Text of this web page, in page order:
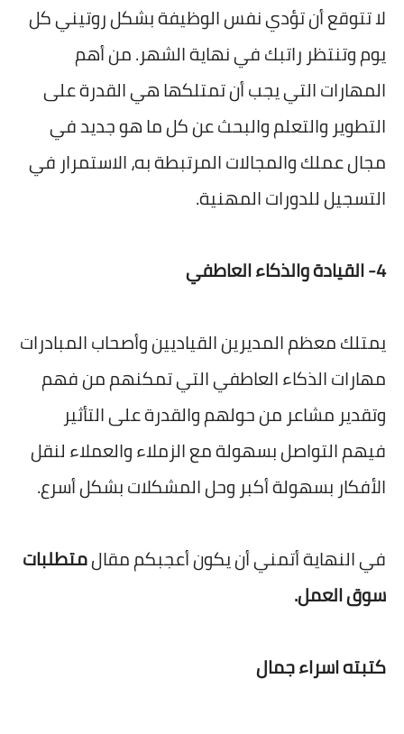
لا تتوقع أن تؤدي نفس الوظيفة بشكل روتيني كل
يوم وتنتظر راتبك في نهاية الشهر. من أهم
المهارات التي يجب أن تمتلكها هي القدرة على
التطوير والتعلم والبحث عن كل ما هو جديد في
مجال عملك والمجالات المرتبطة به، الاستمرار في
التسجيل للدورات المهنية.
4- القيادة والذكاء العاطفي
يمتلك معظم المديرين القياديين وأصحاب المبادرات
مهارات الذكاء العاطفي التي تمكنهم من فهم
وتقدير مشاعر من حولهم والقدرة على التأثير
فيهم التواصل بسهولة مع الزملاء والعملاء لنقل
الأفكار بسهولة أكبر وحل المشكلات بشكل أسرع.
في النهاية أتمني أن يكون أعجبكم مقالمتطلبات
سوق العمل.
كتبته اسراء جمال